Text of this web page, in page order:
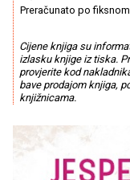
Preračunato po
Cijene knjiga su
izlasku knjige iz tiska.
provjerite kod
bave prodajom knjiga,
knjižnicama.